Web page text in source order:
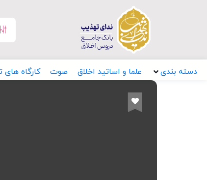
دسته بندی علما و اساتید اخلاق صوت کارگاه های